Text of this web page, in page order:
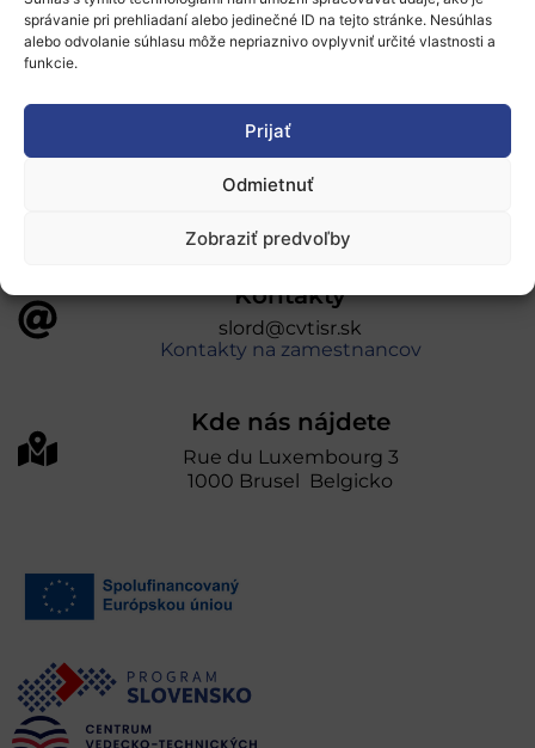
správanie pri prehliadaní alebo jedinečné ID na tejto stránke. Nesúhlas
alebo odvolanie súhlasu môže nepriaznivo ovplyvniť určité vlastnosti a
funkcie.
Prijať
Odmietnuť
Zobraziť predvoľby
Ochrana osobných údajov
úniou v rámci Programu Slovensko. Portál
informácií SR“
Kontakty
slord@cvtisr.sk
Kontakty na zamestnancov
Kde nás nájdete
Rue du Luxembourg 3
1000 Brusel Belgicko